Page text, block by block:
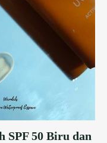
SPF 50 Biru dan